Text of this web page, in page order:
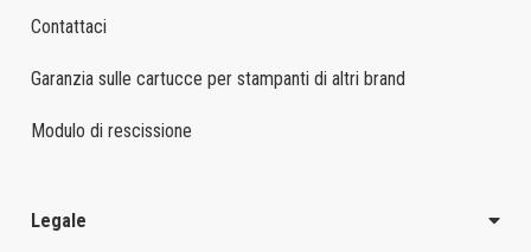
Contattaci
Garanzia sulle cartucce per stampanti di altri brand
Modulo di rescissione
Legale